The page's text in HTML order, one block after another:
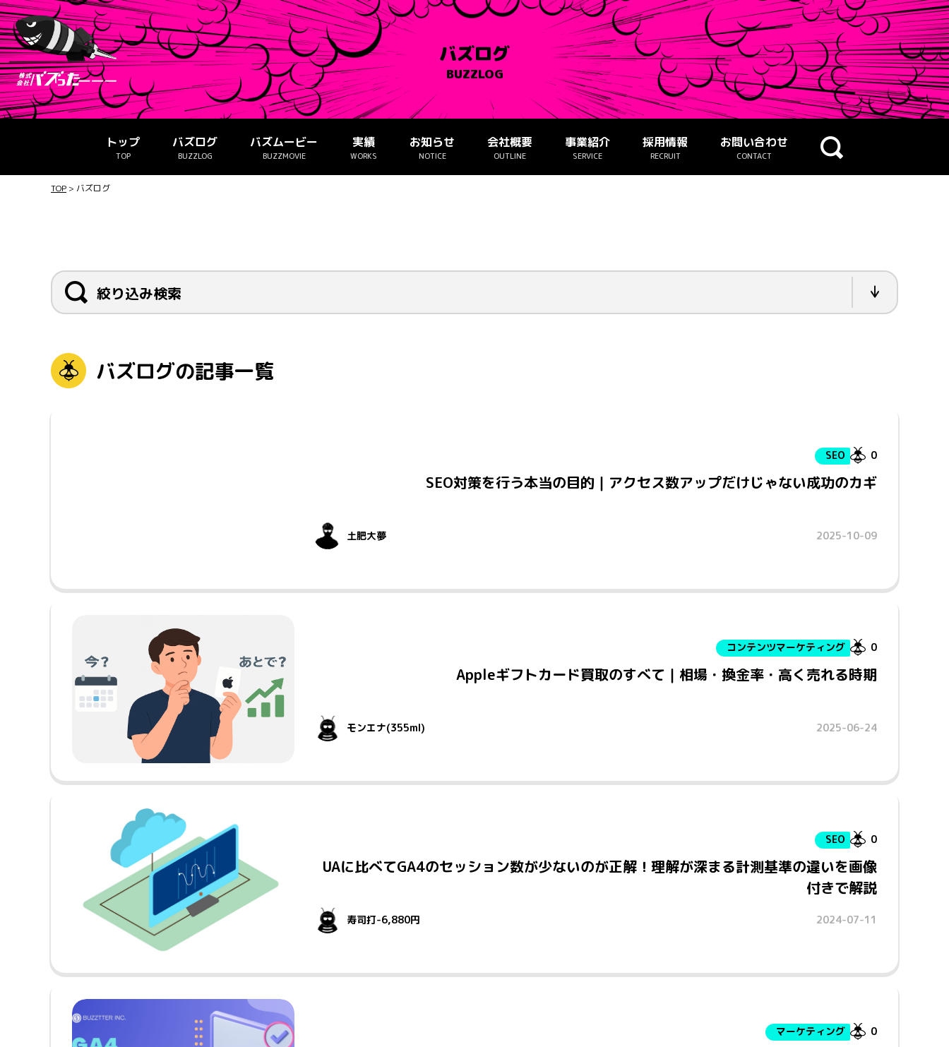
バズログ
BUZZLOG
トップ
TOP
バズログ
BUZZLOG
バズムービー
BUZZMOVIE
実績
WORKS
お知らせ
NOTICE
会社概要
OUTLINE
事業紹介
SERVICE
採用情報
RECRUIT
お問い合わせ
CONTACT
TOP > バズログ
絞り込み検索
バズログの記事一覧
SEO
SEO対策を行う本当の目的｜アクセス数アップだけじゃない成功のカギ
0
土肥大夢 2025-10-09
コンテンツマーケティング
Appleギフトカード買取のすべて｜相場・換金率・高く売れる時期
0
モンエナ(355ml) 2025-06-24
SEO
UAに比べてGA4のセッション数が少ないのが正解！理解が深まる計測基準の違いを画像
付きで解説
0
寿司打-6,880円 2024-07-11
マーケティング 0